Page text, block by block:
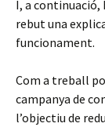
I, a
rebut una
funcionament.
Com a treball
campanya de
l’objectiu de